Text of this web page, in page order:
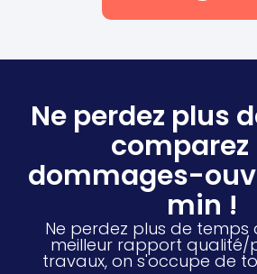
Ne perdez plus
comparez
dommages-
min !
Ne perdez plus de temps
meilleur rapport qualité/
travaux, on s'occupe de